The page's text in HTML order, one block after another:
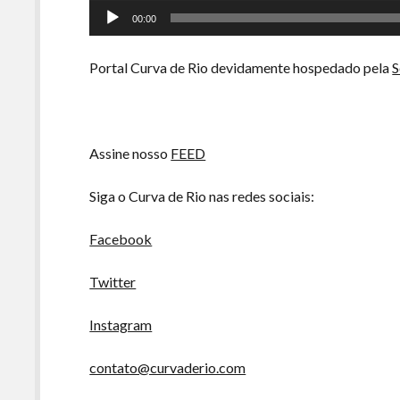
Tocador
00:00
Portal Curva de Rio devidamente hospedado pela
Assine nosso FEED
Siga o Curva de Rio nas redes sociais:
Facebook
Twitter
Instagram
contato@curvaderio.com